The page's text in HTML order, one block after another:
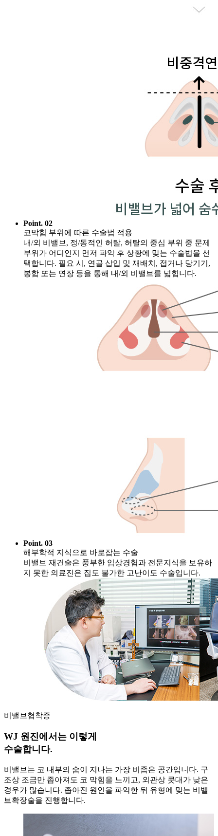
Point. 02
코막힘 부위에 따른 수술법 적용
내/외 비밸브, 정/동적인 허탈, 허탈의 중심 부위 중 문제
부위가 어디인지 먼저 파악 후 상황에 맞는 수술법을 선
택합니다. 필요 시, 연골 삽입 및 재배치, 접거나 당기기,
봉합 또는 연장 등을 통해 내/외 비밸브를 넓힙니다.
Point. 03
해부학적 지식으로 바로잡는 수술
비밸브 재건술은 풍부한 임상경험과 전문지식을 보유하
지 못한 의료진은 집도 불가한 고난이도 수술입니다.
비밸브협착증
WJ 원진에서는 이렇게
수술합니다.
비밸브는 코 내부의 숨이 지나는 가장 비좁은 공간입니다. 구
조상 조금만 좁아져도 코 막힘을 느끼고, 외관상 콧대가 낮은
경우가 많습니다. 좁아진 원인을 파악한 뒤 유형에 맞는 비밸
브확장술을 진행합니다.